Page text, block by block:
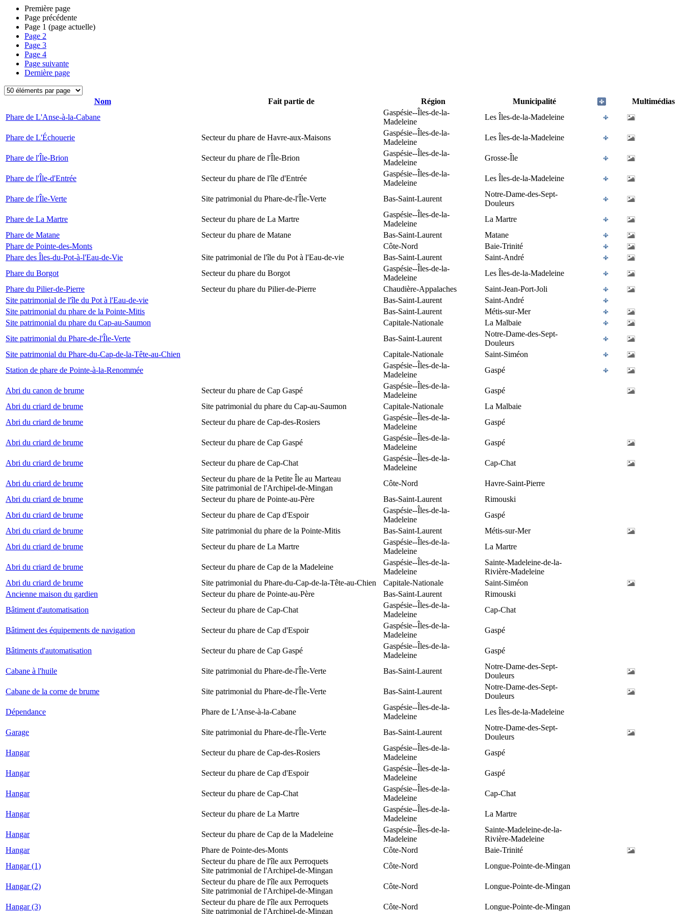
Première page
Page précédente
Page 1 (page actuelle)
Page 2
Page 3
Page 4
Page suivante
Dernière page
Nom Fait partie de Région Municipalité
Multimédias
Phare de L'Anse-à-la-Cabane
Gaspésie--Îles-de-la-
Madeleine
Les Îles-de-la-Madeleine
Phare de L'Échouerie Secteur du phare de Havre-aux-Maisons
Gaspésie--Îles-de-la-
Madeleine
Les Îles-de-la-Madeleine
Phare de l'Île-Brion Secteur du phare de l'Île-Brion
Gaspésie--Îles-de-la-
Madeleine
Grosse-Île
Phare de l'Île-d'Entrée Secteur du phare de l'île d'Entrée
Gaspésie--Îles-de-la-
Madeleine
Les Îles-de-la-Madeleine
Phare de l'Île-Verte Site patrimonial du Phare-de-l'Île-Verte Bas-Saint-Laurent
Notre-Dame-des-Sept-
Douleurs
Phare de La Martre
Secteur du phare de La Martre
Gaspésie--Îles-de-la-
Madeleine
La Martre
Phare de Matane
Secteur du phare de Matane Bas-Saint-Laurent
Matane
Phare de Pointe-des-Monts
Côte-Nord
Baie-Trinité
Phare des Îles-du-Pot-à-l'Eau-de-Vie
Site patrimonial de l'île du Pot à l'Eau-de-vie Bas-Saint-Laurent
Saint-André
Phare du Borgot
Secteur du phare du Borgot
Gaspésie--Îles-de-la-
Madeleine
Les Îles-de-la-Madeleine
Phare du Pilier-de-Pierre
Secteur du phare du Pilier-de-Pierre Chaudière-Appalaches
Saint-Jean-Port-Joli
Site patrimonial de l'île du Pot à l'Eau-de-vie
Bas-Saint-Laurent
Saint-André
Site patrimonial du phare de la Pointe-Mitis
Bas-Saint-Laurent
Métis-sur-Mer
Site patrimonial du phare du Cap-au-Saumon
Capitale-Nationale
La Malbaie
Site patrimonial du Phare-de-l'Île-Verte
Bas-Saint-Laurent
Notre-Dame-des-Sept-
Douleurs
Site patrimonial du Phare-du-Cap-de-la-Tête-au-Chien
Capitale-Nationale
Saint-Siméon
Station de phare de Pointe-à-la-Renommée
Gaspésie--Îles-de-la-
Madeleine
Gaspé
Abri du canon de brume Secteur du phare de Cap Gaspé
Gaspésie--Îles-de-la-
Madeleine
Gaspé
Abri du criard de brume
Site patrimonial du phare du Cap-au-Saumon Capitale-Nationale
La Malbaie
Abri du criard de brume
Secteur du phare de Cap-des-Rosiers
Gaspésie--Îles-de-la-
Madeleine
Gaspé
Abri du criard de brume Secteur du phare de Cap Gaspé
Gaspésie--Îles-de-la-
Madeleine
Gaspé
Abri du criard de brume Secteur du phare de Cap-Chat
Gaspésie--Îles-de-la-
Madeleine
Cap-Chat
Abri du criard de brume
Secteur du phare de la Petite Île au Marteau
Site patrimonial de l'Archipel-de-Mingan
Côte-Nord
Havre-Saint-Pierre
Abri du criard de brume
Secteur du phare de Pointe-au-Père Bas-Saint-Laurent
Rimouski
Abri du criard de brume
Secteur du phare de Cap d'Espoir
Gaspésie--Îles-de-la-
Madeleine
Gaspé
Abri du criard de brume
Site patrimonial du phare de la Pointe-Mitis Bas-Saint-Laurent
Métis-sur-Mer
Abri du criard de brume
Secteur du phare de La Martre
Gaspésie--Îles-de-la-
Madeleine
La Martre
Abri du criard de brume Secteur du phare de Cap de la Madeleine
Gaspésie--Îles-de-la-
Madeleine
Sainte-Madeleine-de-la-
Rivière-Madeleine
Abri du criard de brume
Site patrimonial du Phare-du-Cap-de-la-Tête-au-Chien Capitale-Nationale
Saint-Siméon
Ancienne maison du gardien
Secteur du phare de Pointe-au-Père Bas-Saint-Laurent
Rimouski
Bâtiment d'automatisation
Secteur du phare de Cap-Chat
Gaspésie--Îles-de-la-
Madeleine
Cap-Chat
Bâtiment des équipements de navigation Secteur du phare de Cap d'Espoir
Gaspésie--Îles-de-la-
Madeleine
Gaspé
Bâtiments d'automatisation Secteur du phare de Cap Gaspé
Gaspésie--Îles-de-la-
Madeleine
Gaspé
Cabane à l'huile Site patrimonial du Phare-de-l'Île-Verte Bas-Saint-Laurent
Notre-Dame-des-Sept-
Douleurs
Cabane de la corne de brume
Site patrimonial du Phare-de-l'Île-Verte Bas-Saint-Laurent
Notre-Dame-des-Sept-
Douleurs
Dépendance
Phare de L'Anse-à-la-Cabane
Gaspésie--Îles-de-la-
Madeleine
Les Îles-de-la-Madeleine
Garage Site patrimonial du Phare-de-l'Île-Verte Bas-Saint-Laurent
Notre-Dame-des-Sept-
Douleurs
Hangar
Secteur du phare de Cap-des-Rosiers
Gaspésie--Îles-de-la-
Madeleine
Gaspé
Hangar Secteur du phare de Cap d'Espoir
Gaspésie--Îles-de-la-
Madeleine
Gaspé
Hangar Secteur du phare de Cap-Chat
Gaspésie--Îles-de-la-
Madeleine
Cap-Chat
Hangar Secteur du phare de La Martre
Gaspésie--Îles-de-la-
Madeleine
La Martre
Hangar Secteur du phare de Cap de la Madeleine
Gaspésie--Îles-de-la-
Madeleine
Sainte-Madeleine-de-la-
Rivière-Madeleine
Hangar
Phare de Pointe-des-Monts Côte-Nord
Baie-Trinité
Hangar (1)
Secteur du phare de l'île aux Perroquets
Site patrimonial de l'Archipel-de-Mingan
Côte-Nord Longue-Pointe-de-Mingan
Hangar (2)
Secteur du phare de l'île aux Perroquets
Site patrimonial de l'Archipel-de-Mingan
Côte-Nord Longue-Pointe-de-Mingan
Hangar (3)
Secteur du phare de l'île aux Perroquets
Site patrimonial de l'Archipel-de-Mingan
Côte-Nord Longue-Pointe-de-Mingan